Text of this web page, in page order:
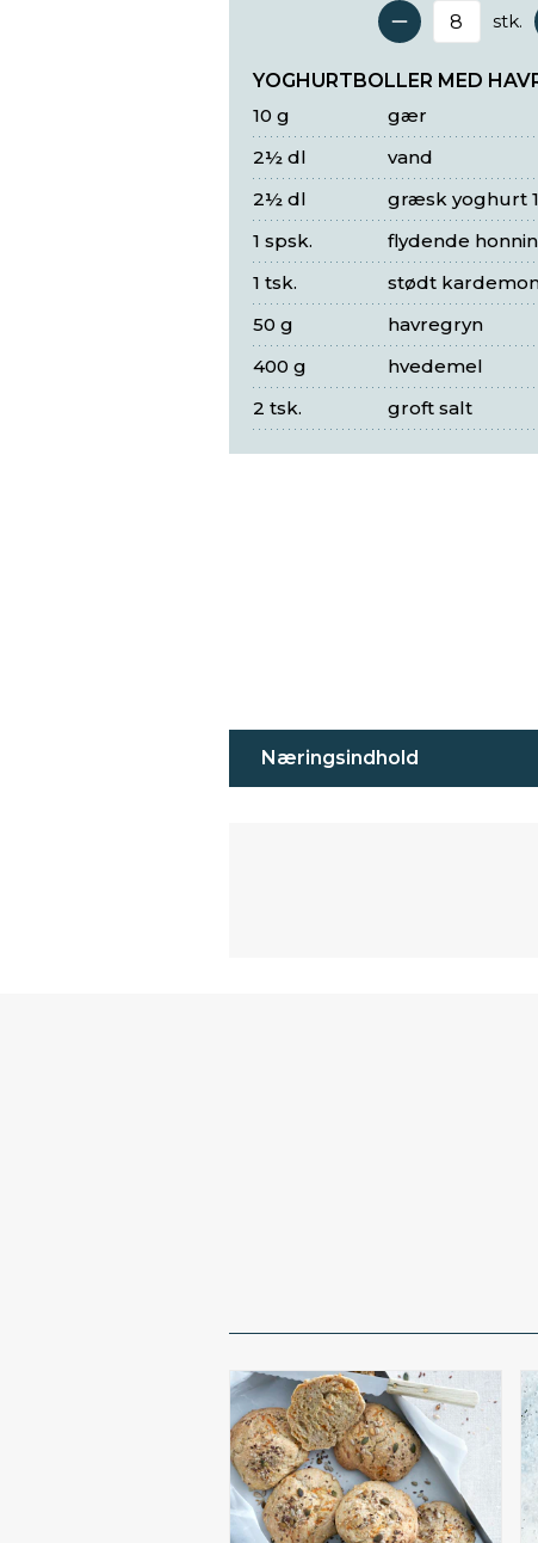
Antal
stk.
YOGHURTBOLLER MED
gær
10 g
vand
2½ dl
græsk yoghurt
2½ dl
flydende
1 spsk.
stødt
1 tsk.
havregryn
50 g
hvedemel
400 g
groft salt
2 tsk.
Næringsindhold